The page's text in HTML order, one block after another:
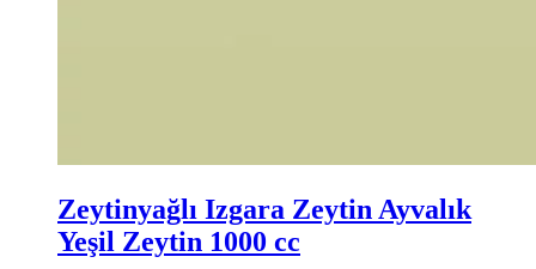
Zeytinyağlı Izgara Zeytin Ayvalık
Yeşil Zeytin 1000 cc